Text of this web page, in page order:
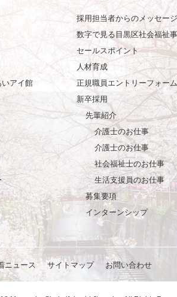
アイ館
採用担当者からのメッセージ
数字で見る目黒区社会福祉
セールスポイント
人材育成
正規職員エントリーフォーム
新卒採用
先輩紹介
介護士のお仕事
介護士のお仕事
社会福祉士のお仕事
生活支援員のお仕事
募集要項
インターンシップ
ニュース サイトマップ お問い合わせ